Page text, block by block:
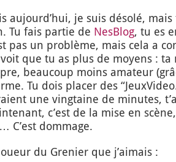
aujourd’­hui, je suis déso­lé,
Tu fais par­tie de Nes­Blog, tu es
pas un pro­blème, mais cela a
que tu as plus de moyens :
beau­coup moins ama­teur
Tu dois pla­cer des
une ving­taine de minutes,
c’est de la mise en
C’est dom­mage.
du Gre­nier que j’ai­mais :